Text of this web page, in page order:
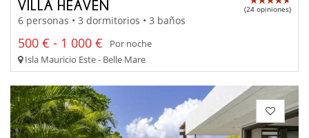
VILLA HEAVEN (24 opiniones)
6 personas • 3 dormitorios • 3 baños
500 € - 1 000 €
Por noche
Isla Mauricio Este - Belle Mare